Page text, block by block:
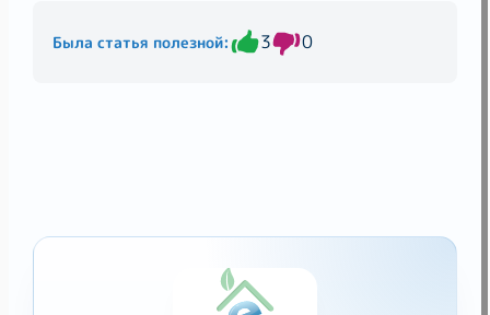
Была статья полезной: 3 0